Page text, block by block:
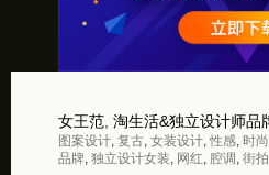
女王范, 淘生活&独立设计师品
图案设计, 复古, 女装设计, 性感, 时尚
品牌, 独立设计女装 网红 腔调 街拍